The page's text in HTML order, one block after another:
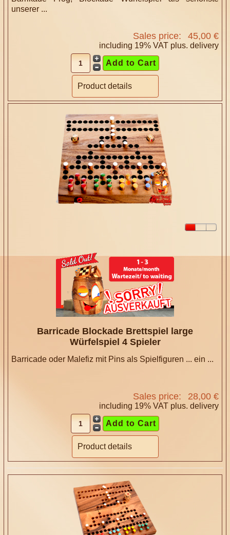
unserer ...
Sales price: 45,00 €
including 19% VAT plus. delivery
Product details
Barricade Blockade Brettspiel large
Würfelspiel 4 Spieler
Barricade oder Malefiz mit Pins als Spielfiguren ... ein ...
Sales price: 28,00 €
including 19% VAT plus. delivery
Product details